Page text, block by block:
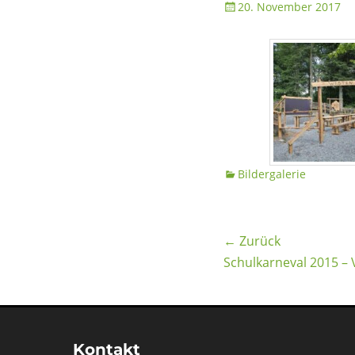
Posted
20. November 2017
Kategorien
Bildergalerie
← Zurück
Vorheriger
Schulkarneval 2015
Kontakt